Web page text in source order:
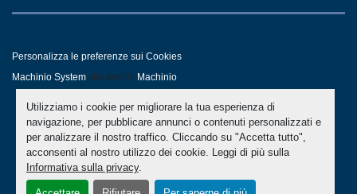
Utilizziamo i cookie per migliorare la tua esperienza di
navigazione, per pubblicare annunci o contenuti personalizzati e
per analizzare il nostro traffico. Cliccando su "Accetta tutto",
acconsenti al nostro utilizzo dei cookie. Leggi di più sulla
Informativa sulla privacy.
Personalizza le preferenze sui Cookies
Machinio System sito web di Machinio
- LINKEDIN - WHATSAPP